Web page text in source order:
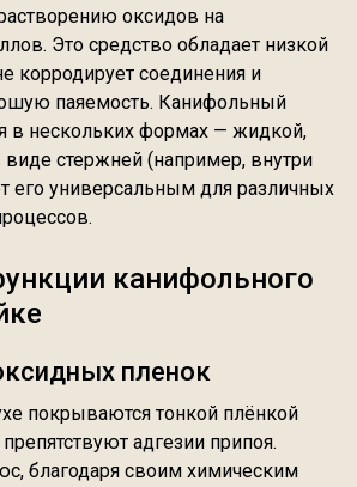
оксидов на
Это средство обладает низкой
корродирует соединения и
паяемость. Канифольный
в нескольких формах — жидкой,
виде стержней (например, внутри
его универсальным для различных
канифольного
пленок
покрываются тонкой плёнкой
адгезии припоя.
благодаря своим химическим